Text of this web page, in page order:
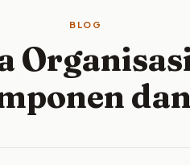
BLOG